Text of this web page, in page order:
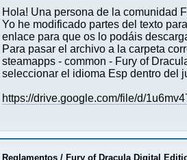
Hola! Una persona de la comunidad
Yo he modificado partes del texto
enlace para que os lo podáis
Para pasar el archivo a la carpeta
steamapps - common - Fury of
seleccionar el idioma Esp dentro del
https://drive.google.com/file/d/
Reglamentos /Fury of Dracula Digital